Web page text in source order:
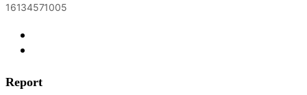
16134571005
Report